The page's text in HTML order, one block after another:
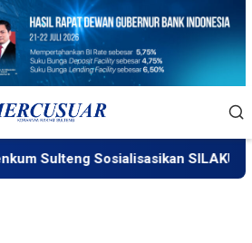
Sosialisasikan SILAKUM